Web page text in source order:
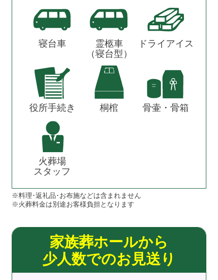
寝台車
霊柩車
（寝台型）
ドライアイス
役所手続き 桐棺 骨壷・骨箱
火葬場
スタッフ
※料理･返礼品･お布施などは含まれません
※火葬料金は別途お客様負担となります
家族葬ホールから
少人数でのお見送り